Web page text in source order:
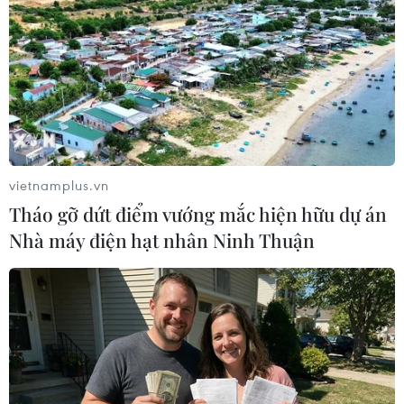
24/07/2019 06:40
Một mỏ khí đốt mới ở được phát hiện ở khu vực El
Qaraa thuộc đồng bằng sông Nile, Ai Cập, với sản
lượng khai thác ước tính 20 triệu feet khối (gần 570.000
mét khối) mỗi ngày.
vietnamplus.vn
Tháo gỡ dứt điểm vướng mắc hiện hữu dự án
Nhà máy điện hạt nhân Ninh Thuận